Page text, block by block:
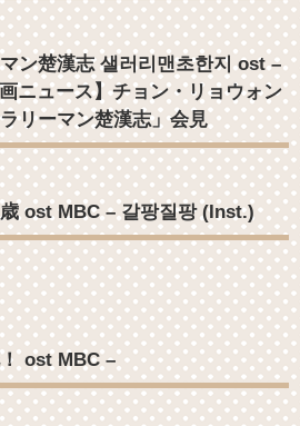
RSS
ン楚漢志 샐러리맨초한지 ost –
ニュース】チョン・リョウォン
リーマン楚漢志」会見
ost MBC – 갈팡질팡 (Inst.)
ost MBC –